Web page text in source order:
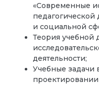
«Современные
педагогической
и социальной
Теория учебной
деятельности;
Учебные задачи